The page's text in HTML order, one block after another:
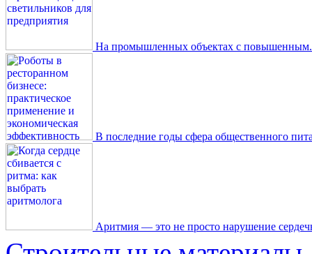
На промышленных объектах с
В последние годы сфера общественного
Аритмия — это не просто нарушение